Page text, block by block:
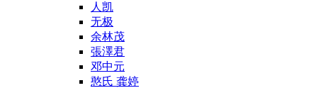
人凯
无极
余林茂
張澤君
邓中元
憨氏 龚婷